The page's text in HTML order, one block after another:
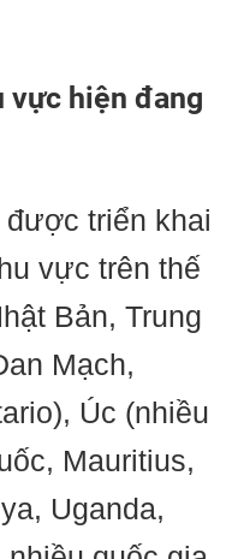
vực hiện đang
triển khai
vực trên thế
Bản, Trung
Mạch,
Úc (nhiều
Mauritius,
Uganda,